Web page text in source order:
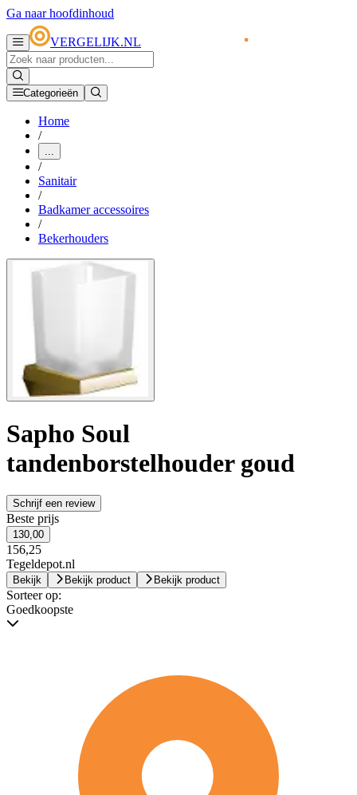
Ga naar hoofdinhoud
VERGELIJK.NL
Categorieën
Home
/
...
/
Sanitair
/
Badkamer accessoires
/
Bekerhouders
Sapho Soul
tandenborstelhouder goud
Schrijf een review
Beste prijs
130,00
156,25
Tegeldepot.nl
Bekijk Bekijk product Bekijk product
Sorteer op:
Goedkoopste